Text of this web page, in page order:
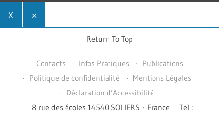
X ×
Return To Top
Contacts Infos Pratiques
Publications
Politique de confidentialité
Mentions Légales
Déclaration d’Accessibilité
8 rue des écoles 14540 SOLIERS · France
Tel :